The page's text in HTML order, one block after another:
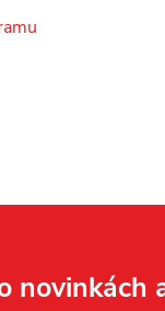
novinkách